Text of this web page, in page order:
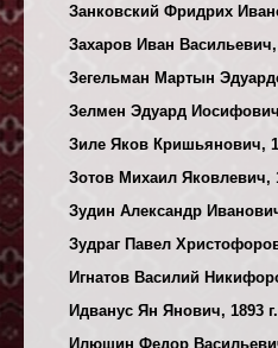
Занковский Фридрих
Захаров Иван Васильевич,
Зегельман Мартын
Зелмен Эдуард
Зиле Яков Кришьянович,
Зотов Михаил Яковлевич,
Зудин Александр
Зудраг Павел
Игнатов Василий
Идванус Ян Янович, 1893
Илюшин Федор